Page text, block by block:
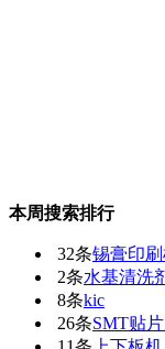
本周搜索排行
32条锡膏印
2条水基清洗
8条kic
26条SMT贴